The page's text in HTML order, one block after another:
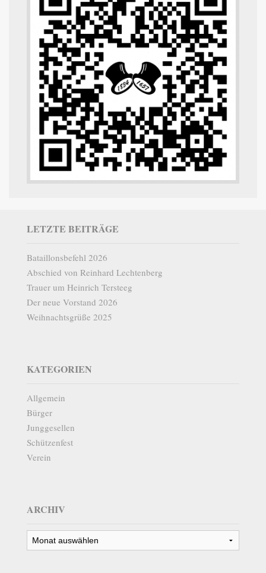
LETZTE BEITRÄGE
Bataillonsbefehl 2026
Abschied von Reinhard Lechtenberg
Trauer um Heinrich Tersteeg
Der neue Vorstand 2026
Weihnachtsgrüße 2025
KATEGORIEN
Allgemein
Bürger
Junggesellen
Schützenfest
Verein
ARCHIV
Archiv